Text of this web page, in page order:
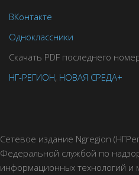
ВКонтакте
Одноклассники
Скачать PDF последнего
НГ-РЕГИОН, НОВАЯ СРЕДА+
Сетевое издание Ngregion
Федеральной службой по
информационных технологий и